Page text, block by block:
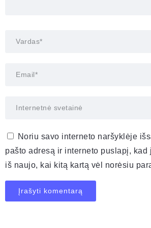
Noriu savo interneto naršyklėje
pašto adresą ir interneto puslapį, kad
iš naujo, kai kitą kartą vėl norėsiu